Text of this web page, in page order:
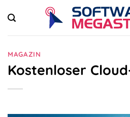
Inhalt
springen
MAGAZIN
Kostenloser